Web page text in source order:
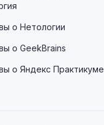
о Нетологии
о GeekBrains
о Яндекс Практикуме